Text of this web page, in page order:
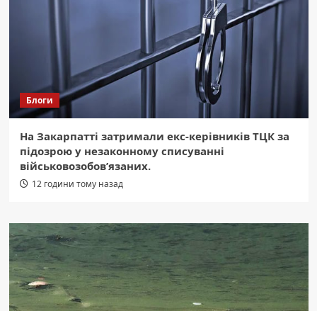
Блоги
На Закарпатті затримали екс-керівників ТЦК за
підозрою у незаконному списуванні
військовозобов’язаних.
12 години тому назад